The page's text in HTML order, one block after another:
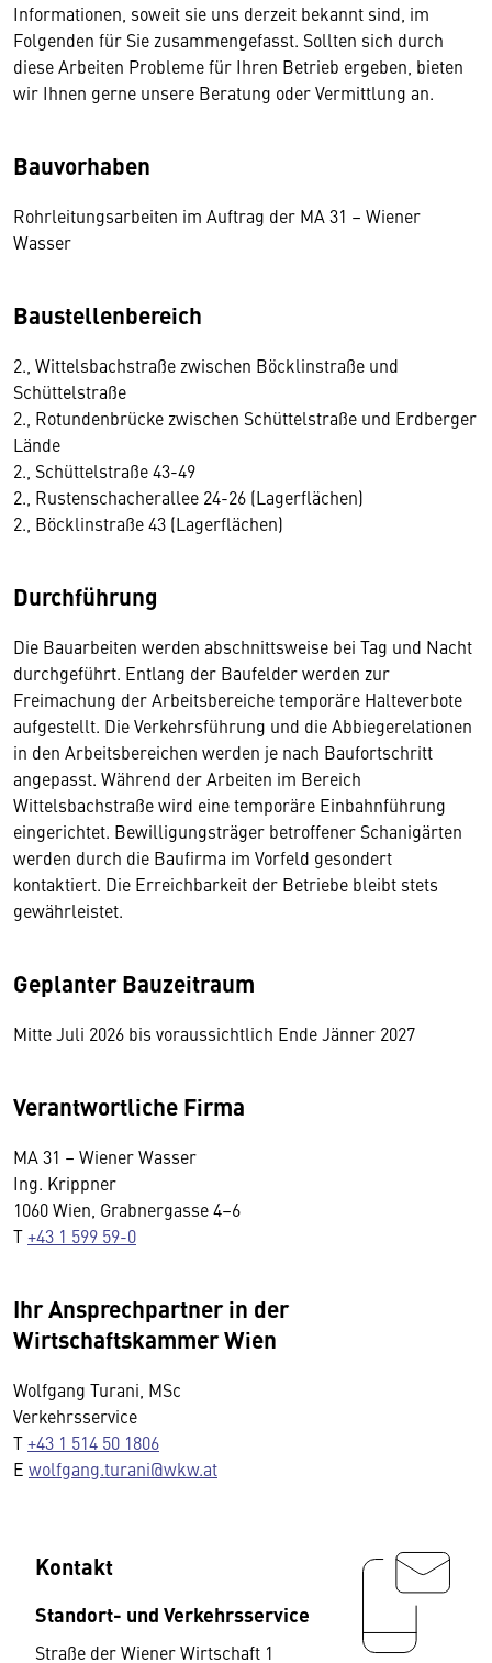
Informationen, soweit sie uns derzeit bekannt sind, im
Folgenden für Sie zusammengefasst. Sollten sich durch
diese Arbeiten Probleme für Ihren Betrieb ergeben, bieten
wir Ihnen gerne unsere Beratung oder Vermittlung an.
Bauvorhaben
Rohrleitungsarbeiten im Auftrag der MA 31 – Wiener
Wasser
Baustellenbereich
2., Wittelsbachstraße zwischen Böcklinstraße und
Schüttelstraße
2., Rotundenbrücke zwischen Schüttelstraße und Erdberger
Lände
2., Schüttelstraße 43-49
2., Rustenschacherallee 24-26 (Lagerflächen)
2., Böcklinstraße 43 (Lagerflächen)
Durchführung
Die Bauarbeiten werden abschnittsweise bei Tag und Nacht
durchgeführt. Entlang der Baufelder werden zur
Freimachung der Arbeitsbereiche temporäre Halteverbote
aufgestellt. Die Verkehrsführung und die Abbiegerelationen
in den Arbeitsbereichen werden je nach Baufortschritt
angepasst. Während der Arbeiten im Bereich
Wittelsbachstraße wird eine temporäre Einbahnführung
eingerichtet. Bewilligungsträger betroffener Schanigärten
werden durch die Baufirma im Vorfeld gesondert
kontaktiert. Die Erreichbarkeit der Betriebe bleibt stets
gewährleistet.
Geplanter Bauzeitraum
Mitte Juli 2026 bis voraussichtlich Ende Jänner 2027
Verantwortliche Firma
MA 31 – Wiener Wasser
Ing. Krippner
1060 Wien, Grabnergasse 4–6
T+43 1 599 59-0
Ihr Ansprechpartner in der
Wirtschaftskammer Wien
Wolfgang Turani, MSc
Verkehrsservice
T+43 1 514 50 1806
E wolfgang.turani@wkw.at
Kontakt
Standort- und Verkehrsservice
Straße der Wiener Wirtschaft 1